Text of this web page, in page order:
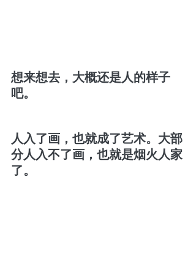
想来想去，大概还是人的样子
吧。
人入了画，也就成了艺术。大部
分人入不了画，也就是烟火人家
了。